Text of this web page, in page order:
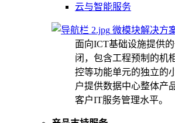
云与智能服务
微模块解决方
面向ICT基础设施提供
闭，包含工程预制的机
控等功能单元的独立的
户提供数据中心整体产
客户IT服务管理水平。